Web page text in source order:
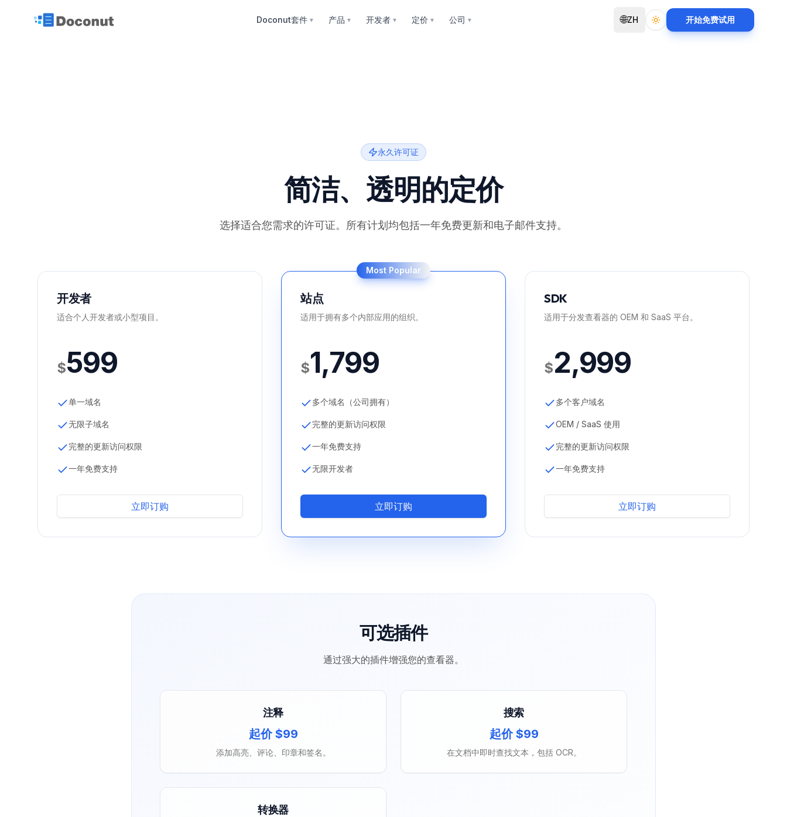
Doconut套件 ▼ 产品 ▼ 开发者 ▼ 定价 ▼ 公司 ▼ 🌐ZH Toggle theme
开始免费试用
永久许可证
简洁、透明的定价
选择适合您需求的许可证。所有计划均包括一年免费更新和电子邮件支持。
开发者
适合个人开发者或小型项目。
$599
单一域名
无限子域名
完整的更新访问权限
一年免费支持
立即订购
Most Popular
站点
适用于拥有多个内部应用的组织。
$1,799
多个域名（公司拥有）
完整的更新访问权限
一年免费支持
无限开发者
立即订购
SDK
适用于分发查看器的 OEM 和 SaaS 平台。
$2,999
多个客户域名
OEM / SaaS 使用
完整的更新访问权限
一年免费支持
立即订购
可选插件
通过强大的插件增强您的查看器。
注释
起价 $99
添加高亮、评论、印章和签名。
搜索
起价 $99
在文档中即时查找文本，包括 OCR。
转换器